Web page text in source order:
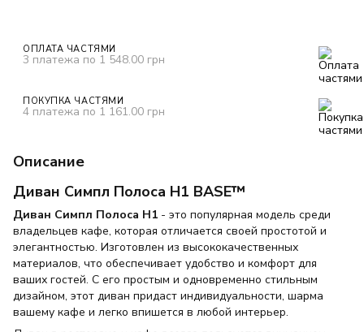
ОПЛАТА ЧАСТЯМИ
3 платежа по 1 548.00 грн
ПОКУПКА ЧАСТЯМИ
4 платежа по 1 161.00 грн
Описание
Диван Симпл Полоса H1 BASE™
Диван Симпл Полоса Н1 - это популярная модель среди
владельцев кафе, которая отличается своей простотой и
элегантностью. Изготовлен из высококачественных
материалов, что обеспечивает удобство и комфорт для
ваших гостей. С его простым и одновременно стильным
дизайном, этот диван придаст индивидуальности, шарма
вашему кафе и легко впишется в любой интерьер.